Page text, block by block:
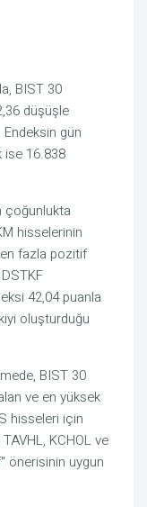
BIST 30
düşüşle
gün
ise 16.838
çoğunlukta
hisselerinin
en fazla pozitif
DSTKF
42,04 puanla
oluşturduğu
BIST 30
ve en yüksek
hisseleri için
KCHOL ve
önerisinin uygun